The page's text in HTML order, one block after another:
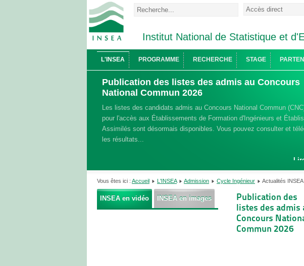
Institut National de Statistique et
L'INSEA PROGRAMME RECHERCHE STAGE
Publication des listes des admis au Concours
National Commun 2026
Les listes des candidats admis au Concours National Commun
pour l'accès aux Établissements de Formation d'Ingénieurs et
Assimilés sont désormais disponibles. Vous pouvez consulter et
les résultats...
Vous êtes ici : Accueil L'INSEA Admission Cycle Ingénieur Actualités INSEA
INSEA en vidéo INSEA en images
Publication des
listes des admis
Concours
Commun 2026